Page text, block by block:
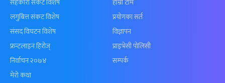
लगुबित्त संकट विशेष
संसद विघटन विशेष
फ्रन्टलाइन हिरोज्
निर्वाचन २०७४
मेरो कथा
प्रयोगका सर्त
विज्ञापन
प्राइभेसी पोलिसी
सम्पर्क